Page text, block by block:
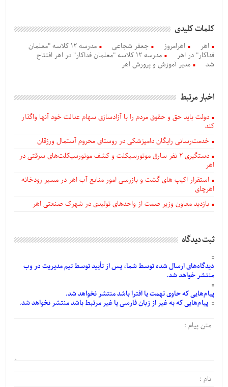
کلمات کلیدی
اهر اهرامروز جعفر شجاعی
مدرسه ۱۲ کلاسه "معلمان
فداکار" در اهر
مدرسه ۱۲ کلاسه "معلمان فداکار" در اهر افتتاح
شد
مدیر آموزش و پرورش اهر
اخبار مرتبط
دولت باید حق و حقوق مردم را با آزادسازی سهام عدالت خود آنها واگذار
کند
خدمت‌رسانی رایگان دامپزشکی در روستای محروم آستمال ورزقان
دستگيری ۲ نفر سارق موتورسیکلت و کشف موتورسیکلت‌های سرقتی در
اهر
استقرار اکیپ های گشت و بازرسی امور منابع آب اهر در مسیر رودخانه
اهرچای
بازدید معاون وزیر صمت از واحدهای تولیدی در شهرک صنعتی اهر
ثبت دیدگاه
دیدگاه‌هایارسالشدهتوسط شما، پس ازتأییدتوسط تیم مدیریت در وب
منتشر خواهد شد.
پیام‌هاییکه حاوی تهمت یا افترا باشد منتشر نخواهد شد.
پیام‌هاییکه به غیر از زبان فارسی یا غیر مرتبط باشد منتشر نخواهد شد.